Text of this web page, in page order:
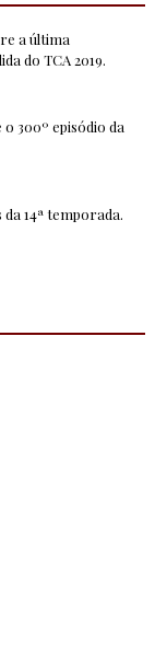
a última
do TCA 2019.
300º episódio da
14ª temporada.